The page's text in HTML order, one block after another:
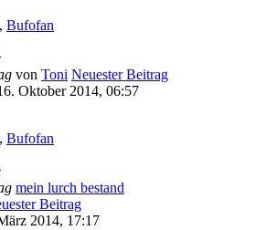
, Bufofan
von Toni Neuester Beitrag
Oktober 2014, 06:57
, Bufofan
mein lurch bestand
Beitrag
2014, 17:17